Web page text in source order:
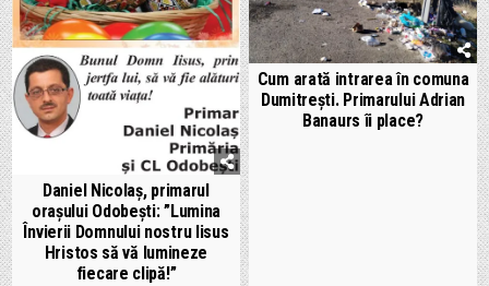
Daniel Nicolaș, primarul
orașului Odobești: ”Lumina
Învierii Domnului nostru Iisus
Hristos să vă lumineze
fiecare clipă!”
Cum arată intrarea în comuna
Dumitrești. Primarului Adrian
Banaurs îi place?